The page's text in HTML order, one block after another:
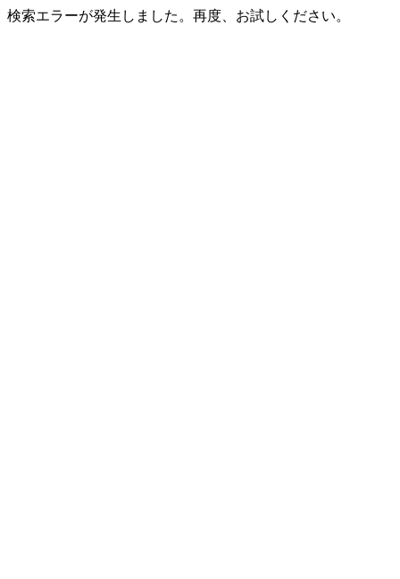
検索エラーが発生しました。再度、お試しください。